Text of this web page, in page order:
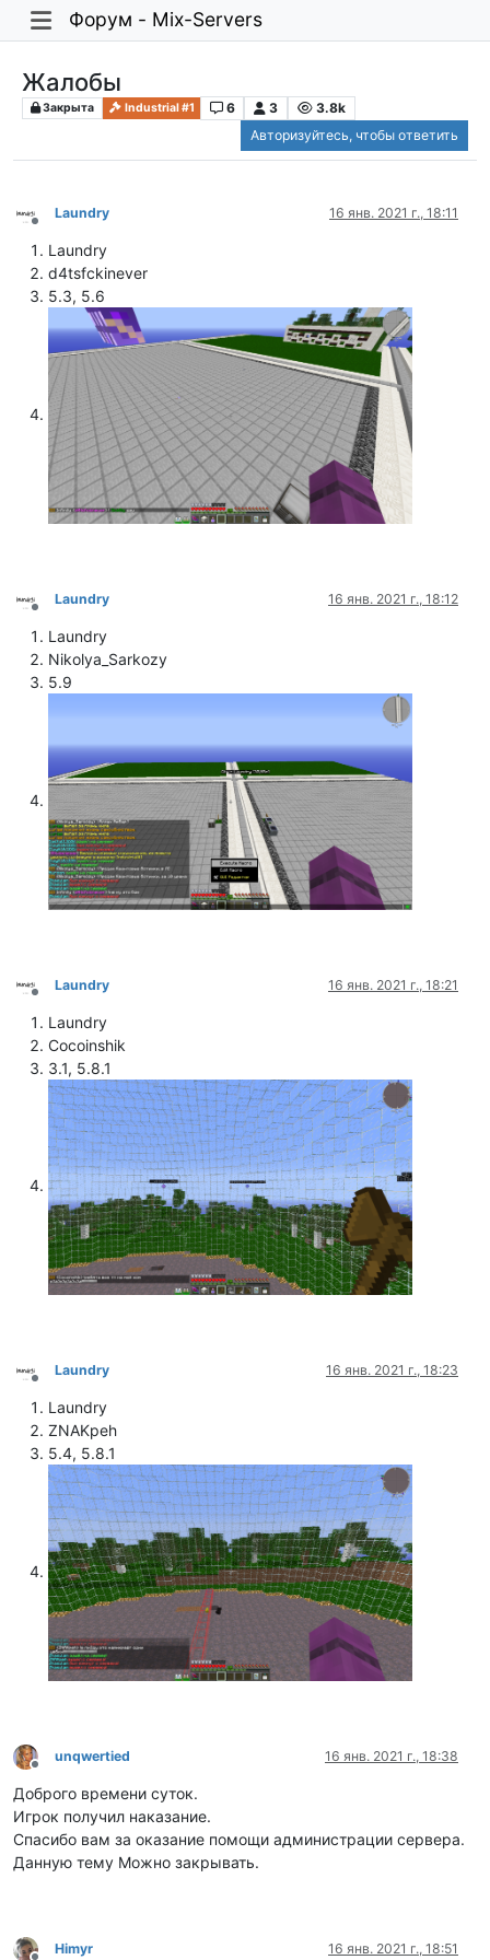
Форум - Mix-Servers
Жалобы
Закрыта Industrial #1 6 3
3.8k
Авторизуйтесь, чтобы ответить
Не в сети
Laundry 16 янв. 2021 г., 18:11
Laundry
d4tsfckinever
5.3, 5.6
Не в сети
Laundry 16 янв. 2021 г., 18:12
Laundry
Nikolya_Sarkozy
5.9
Не в сети
Laundry 16 янв. 2021 г., 18:21
Laundry
Cocoinshik
3.1, 5.8.1
Не в сети
Laundry 16 янв. 2021 г., 18:23
Laundry
ZNAKpeh
5.4, 5.8.1
Не в сети
unqwertied 16 янв. 2021 г., 18:38
Доброго времени суток.
Игрок получил наказание.
Спасибо вам за оказание помощи администрации сервера.
Данную тему Можно закрывать.
Himyr 16 янв. 2021 г., 18:51